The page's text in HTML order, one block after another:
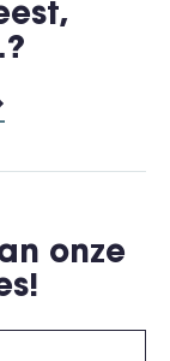
onze